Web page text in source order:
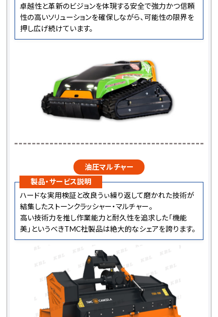
卓越性と革新のビジョンを体現する安全で強力かつ信頼
性の高いソリューションを確保しながら、可能性の限界を
押し広げ続けています。
油圧マルチャー
製品・サービス説明
ハードな実用検証と改良うぃ繰り返して磨かれた技術が
結集したストーンクラッシャー・マルチャー。
高い技術力を推し作業能力と耐久性を追求した「機能
美」というべきTMC社製品は絶大的なシェアを誇ります。